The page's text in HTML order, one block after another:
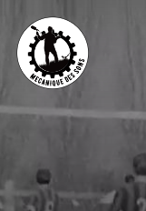
contenu